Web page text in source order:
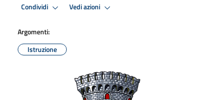
Condividi Vedi azioni
Argomenti:
Istruzione